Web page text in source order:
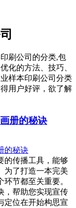
刷公司 的分类,包
化的方法、技巧、
样本印刷公司 分类
用户好评，欲了解
册的秘诀
的传播工具，能够
为了打造一本完美
节都至关重要。
，帮助您实现宣传
定位在开始构思宣